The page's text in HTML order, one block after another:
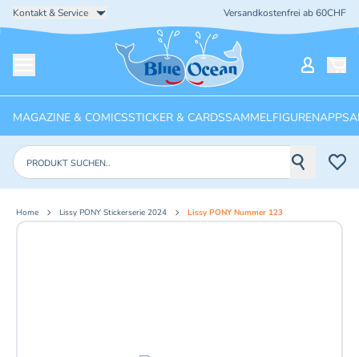
Kontakt & Service Versandkostenfrei ab 60CHF
Startseite
MAGAZINE & COMICSSTICKER & CARDSSAMMELFIGURENAPPS
Produkte suchen
Home Lissy PONY Stickerserie 2024 Lissy PONY Nummer 123